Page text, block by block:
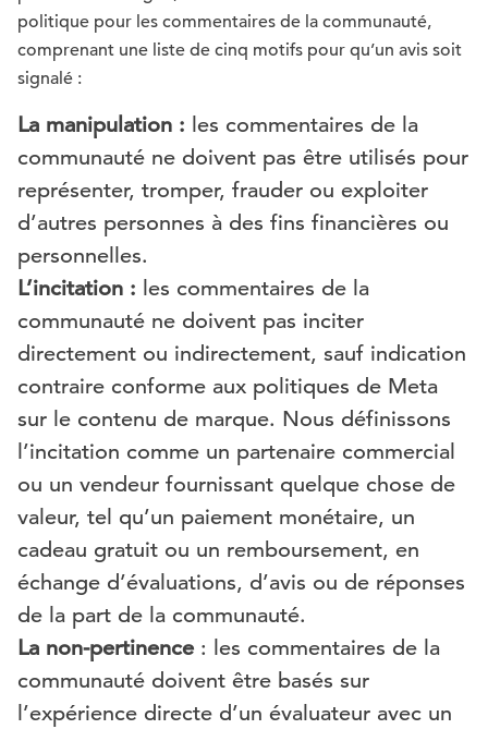
politique pour les commentaires de la communauté,
comprenant une liste de cinq motifs pour qu’un avis soit
signalé :
La manipulation : les commentaires de la
communauté ne doivent pas être utilisés pour
représenter, tromper, frauder ou exploiter
d’autres personnes à des fins financières ou
personnelles.
L’incitation : les commentaires de la
communauté ne doivent pas inciter
directement ou indirectement, sauf indication
contraire conforme aux politiques de Meta
sur le contenu de marque. Nous définissons
l’incitation comme un partenaire commercial
ou un vendeur fournissant quelque chose de
valeur, tel qu’un paiement monétaire, un
cadeau gratuit ou un remboursement, en
échange d’évaluations, d’avis ou de réponses
de la part de la communauté.
La non-pertinence : les commentaires de la
communauté doivent être basés sur
l’expérience directe d’un évaluateur avec un